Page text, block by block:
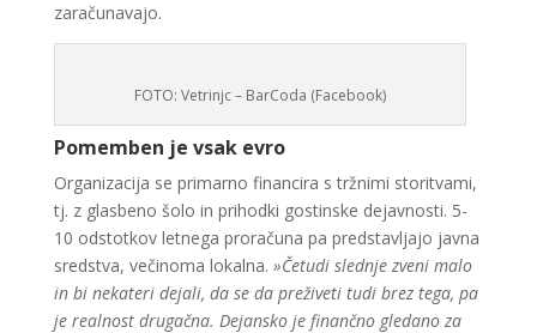
zaračunavajo.
FOTO: Vetrinjc – BarCoda (Facebook)
Pomemben je vsak evro
Organizacija se primarno financira s tržnimi storitvami,
tj. z glasbeno šolo in prihodki gostinske dejavnosti. 5-
10 odstotkov letnega proračuna pa predstavljajo javna
sredstva, večinoma lokalna. »Četudi slednje zveni malo
in bi nekateri dejali, da se da preživeti tudi brez tega, pa
je realnost drugačna. Dejansko je finančno gledano za